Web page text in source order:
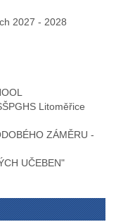
2027 - 2028
Litoměřice
ZÁMĚRU -
UČEBEN"